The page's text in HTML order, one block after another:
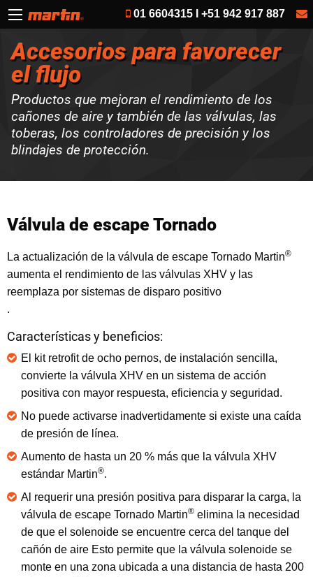
01 6604315 I +51 942 917 887
Accesorios para favorecer
el flujo
Productos que mejoran el rendimiento de los
cañones de aire y también de las válvulas, las
toberas, los controladores de precisión y los
blindajes de protección.
Válvula de escape Tornado
La actualización de la válvula de escape Tornado Martin®
aumenta el rendimiento de las válvulas XHV y las
reemplaza por sistemas de disparo positivo
.
Características y beneficios:
El kit retrofit de ocho pernos, de instalación sencilla,
convierte la válvula XHV en un sistema de acción
positiva con mayor respuesta, eficiencia y seguridad.
No puede activarse inadvertidamente si existe una caída
de presión de línea.
Aumento de hasta un 20 % más que la válvula XHV
estándar Martin®.
Al requerir una presión positiva para disparar la carga, la
válvula de escape Tornado Martin® elimina la necesidad
de que el solenoide se encuentre cerca del tanque del
cañón de aire Esto permite que la válvula solenoide se
monte en una zona ubicada a una distancia de hasta 200